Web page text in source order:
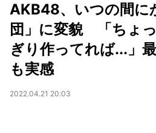
AKB48、いつの間に
団」に変貌 「ちょ
ぎり作ってれば...」
も実感
2022.04.21 20:03